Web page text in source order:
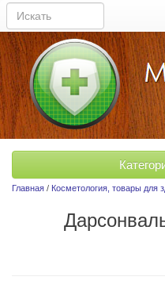
Главная / Косметология, товары для